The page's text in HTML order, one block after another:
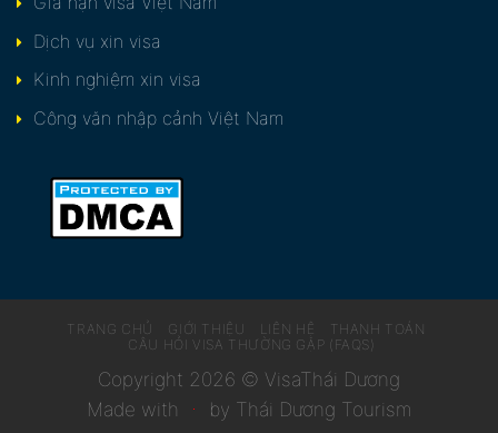
Dịch vụ xin visa
Kinh nghiệm xin visa
Công văn nhập cảnh Việt Nam
TRANG CHỦ GIỚI THIỆU LIÊN HỆ
THANH TOÁN
CÂU HỎI VISA THƯỜNG GẶP (FAQS)
Copyright 2026 © VisaThái Dương
Made with
by Thái Dương Tourism